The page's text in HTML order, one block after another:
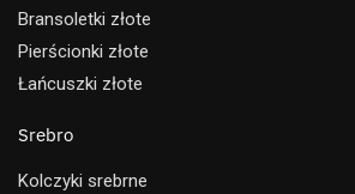
Bransoletki złote
Pierścionki złote
Łańcuszki złote
Srebro
Kolczyki srebrne